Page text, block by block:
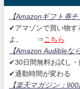
【Amazonギフト券
✔アマゾンで買い物す
よ。
⇒ こちら
【Amazon Audibleな
✔30日間無料お試し・
✔通勤時間が変わ
【楽天マガジン： 900